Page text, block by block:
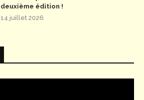
deuxième édition !
14 juillet 2026